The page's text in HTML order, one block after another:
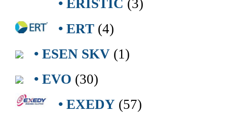
• ERISTIC (3)
• ERT (4)
• ESEN SKV (1)
• EVO (30)
• EXEDY (57)